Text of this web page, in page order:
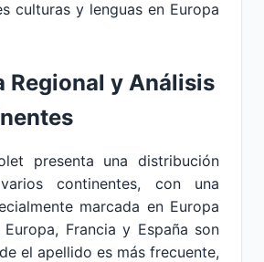
culturas y lenguas en Europa
Regional y Análisis
presenta una distribución
continentes, con una
marcada en Europa
Francia y España son
el apellido es más frecuente,